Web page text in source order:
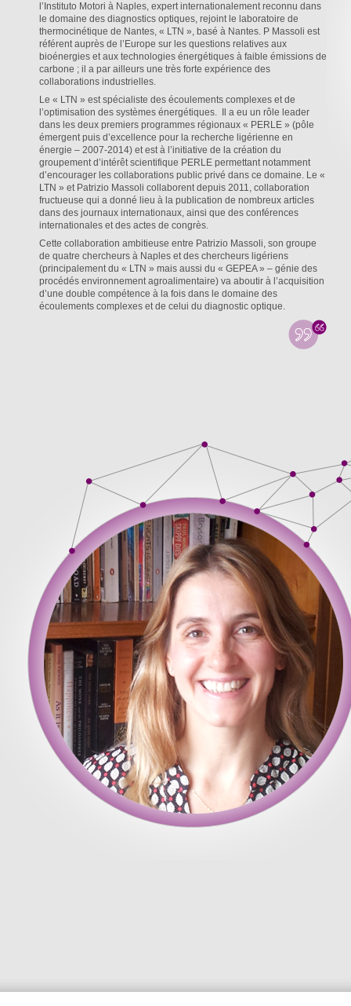
l’Instituto Motori à Naples, expert internationalement reconnu dans
le domaine des diagnostics optiques, rejoint le laboratoire de
thermocinétique de Nantes, « LTN », basé à Nantes. P Massoli est
référent auprès de l’Europe sur les questions relatives aux
bioénergies et aux technologies énergétiques à faible émissions de
carbone ; il a par ailleurs une très forte expérience des
collaborations industrielles.
Le « LTN » est spécialiste des écoulements complexes et de
l’optimisation des systèmes énergétiques. Il a eu un rôle leader
dans les deux premiers programmes régionaux « PERLE » (pôle
émergent puis d’excellence pour la recherche ligérienne en
énergie – 2007-2014) et est à l’initiative de la création du
groupement d’intérêt scientifique PERLE permettant notamment
d’encourager les collaborations public privé dans ce domaine. Le «
LTN » et Patrizio Massoli collaborent depuis 2011, collaboration
fructueuse qui a donné lieu à la publication de nombreux articles
dans des journaux internationaux, ainsi que des conférences
internationales et des actes de congrès.
Cette collaboration ambitieuse entre Patrizio Massoli, son groupe
de quatre chercheurs à Naples et des chercheurs ligériens
(principalement du « LTN » mais aussi du « GEPEA » – génie des
procédés environnement agroalimentaire) va aboutir à l’acquisition
d’une double compétence à la fois dans le domaine des
écoulements complexes et de celui du diagnostic optique.